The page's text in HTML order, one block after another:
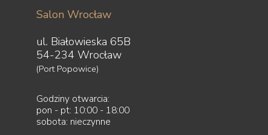
Salon Wrocław
ul. Białowieska 65B
54-234 Wrocław
(Port Popowice)
Godziny otwarcia:
pon - pt: 10:00 - 18:00
sobota: nieczynne